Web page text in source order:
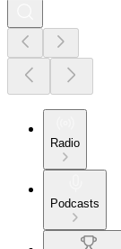
Radio
Podcasts